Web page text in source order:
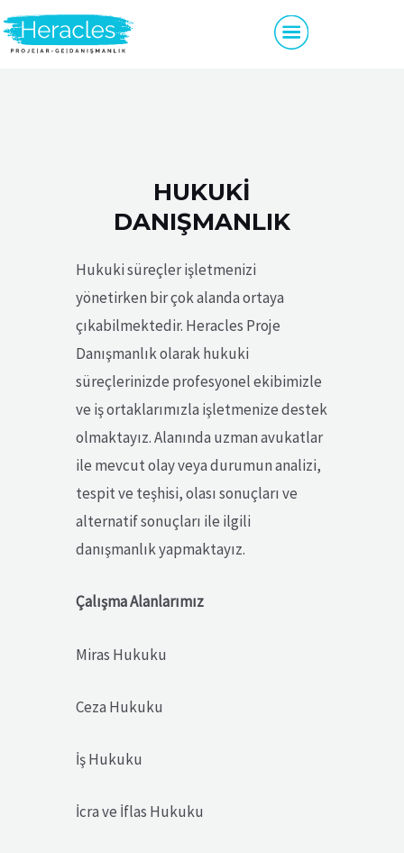
HUKUKI
DANIŞMANLIK
Hukuki süreçler işletmenizi
yönetirken bir çok alanda ortaya
çıkabilmektedir. Heracles Proje
Danışmanlık olarak hukuki
süreçlerinizde profesyonel ekibimizle
ve iş ortaklarımızla işletmenize destek
olmaktayız. Alanında uzman avukatlar
ile mevcut olay veya durumun analizi,
tespit ve teşhisi, olası sonuçları ve
alternatif sonuçları ile ilgili
danışmanlık yapmaktayız.
Çalışma Alanlarımız
Miras Hukuku
Ceza Hukuku
İş Hukuku
İcra ve İflas Hukuku